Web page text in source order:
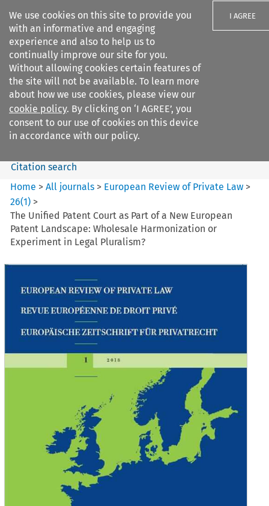
We use cookies on this site to provide you
with an informative and engaging
experience and also to help us to
continually improve our site for you.
Without allowing cookies certain features of
the site will not be available. To learn more
about how we use cookies, please view our
cookie policy. By clicking on ‘I AGREE’, you
consent to our use of cookies on this device
in accordance with our policy.
I AGREE
Search filters
European Review of Private
Law
Search content
Citation search
Home >All journals > European Review of Private Law >
26(1) >
The Unified Patent Court as Part of a New European
Patent Landscape: Wholesale Harmonization or
Experiment in Legal Pluralism?